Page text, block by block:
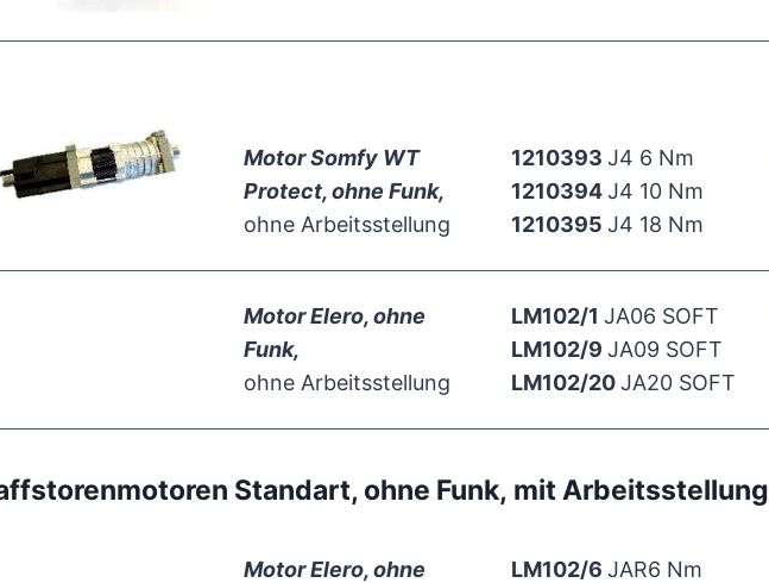
Motor Somfy WT
Protect, ohne Funk,
ohne Arbeitsstellung
1210393 J4 6 Nm
1210394J4 10 Nm
1210395 J4 18 Nm
Motor Elero, ohne
Funk,
ohne Arbeitsstellung
LM102/1 JA06 SOFT
LM102/9 JA09 SOFT
LM102/20JA20 SOFT
Standart, ohne Funk, mit Arbeitsstellung
Motor Elero, ohne
LM102/6 JAR6 Nm